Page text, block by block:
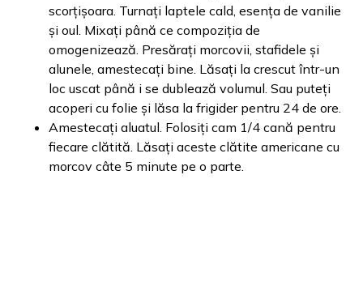
scorțișoara. Turnați laptele cald, esența de vanilie
și oul. Mixați până ce compoziția de
omogenizează. Presărați morcovii, stafidele și
alunele, amestecați bine. Lăsați la crescut într-un
loc uscat până i se dublează volumul. Sau puteți
acoperi cu folie și lăsa la frigider pentru 24 de ore.
Amestecați aluatul. Folosiți cam 1/4 cană pentru
fiecare clătită. Lăsați aceste clătite americane cu
morcov câte 5 minute pe o parte.